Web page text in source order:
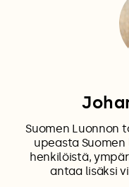
Suomen
upeasta
henkilöistä,
antaa lisäksi